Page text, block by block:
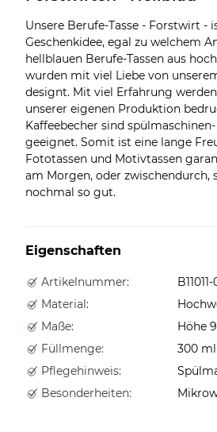
Unsere Berufe-Tasse - Forstwirt -
Geschenkidee, egal zu welchem
hellblauen Berufe-Tassen aus
wurden mit viel Liebe von
designt. Mit viel Erfahrung
unserer eigenen Produktion
Kaffeebecher sind
geeignet. Somit ist eine lange
Fototassen und Motivtassen
am Morgen, oder zwischendurch,
nochmal so gut.
Eigenschaften
Artikelnummer:
B11011-
Material:
Maße:
Höhe
Füllmenge:
300 ml
Pflegehinweis:
Besonderheiten: